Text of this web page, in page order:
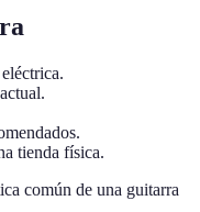
tienda física.
común de una guitarra